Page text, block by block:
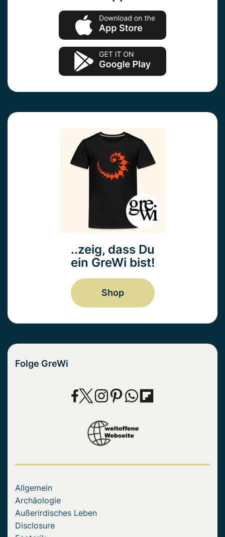
..zeig, dass Du
ein GreWi bist!
Shop
Folge GreWi
Allgemein
Archäologie
Außerirdisches Leben
Disclosure